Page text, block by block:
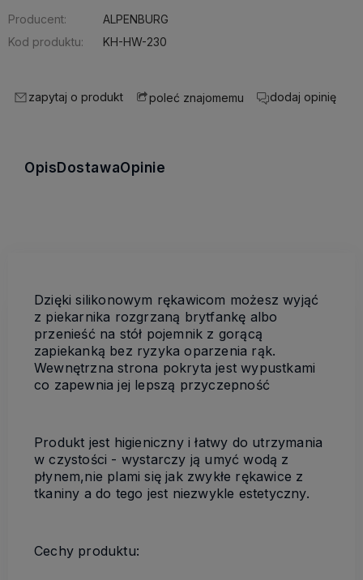
Producent:
ALPENBURG
Kod produktu:
KH-HW-230
zapytaj o produkt poleć znajomemu dodaj opinię
Opis DostawaOpinie
Dzięki silikonowym rękawicom możesz wyjąć
z piekarnika rozgrzaną brytfankę albo
przenieść na stół pojemnik z gorącą
zapiekanką bez ryzyka oparzenia rąk.
Wewnętrzna strona pokryta jest wypustkami
co zapewnia jej lepszą przyczepność
Produkt jest higieniczny i łatwy do utrzymania
w czystości - wystarczy ją umyć wodą z
płynem,nie plami się jak zwykłe rękawice z
tkaniny a do tego jest niezwykle estetyczny.
Cechy produktu: